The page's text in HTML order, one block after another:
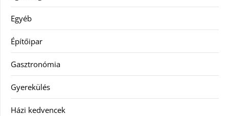
Egyéb
Építőipar
Gasztronómia
Gyerekülés
Házi kedvencek